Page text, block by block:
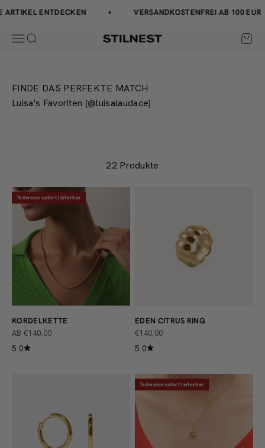
↵Zum Inhalt springen
↵Zum Menü springen
↵Fußzeile springen
↵Barrierefreiheits-Widget öffnen
Zum Inhalt springen
ENTDECKEN VERSANDKOSTENFREI AB 100 EUR
Navigationsmenü öffnen
Suche öffnen Stilnest
FINDE DAS PERFEKTE MATCH
Luisa's Favoriten (@luisalaudace)
22 Produkte
Teilweise sofort lieferbar
KORDELKETTE
ANGEBOT
AB €140,00
5.0
EDEN CITRUS RING
ANGEBOT
€140,00
5.0
Teilweise sofort lieferbar